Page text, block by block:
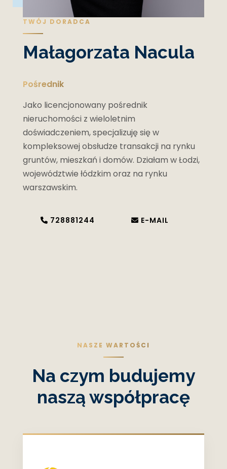
TWÓJ DORADCA
Małagorzata Nacula
Pośrednik
Jako licencjonowany pośrednik
nieruchomości z wieloletnim
doświadczeniem, specjalizuję się w
kompleksowej obsłudze transakcji na rynku
gruntów, mieszkań i domów. Działam w Łodzi,
województwie łódzkim oraz na rynku
warszawskim.
728881244 E-MAIL
NASZE WARTOŚCI
Na czym budujemy
naszą współpracę